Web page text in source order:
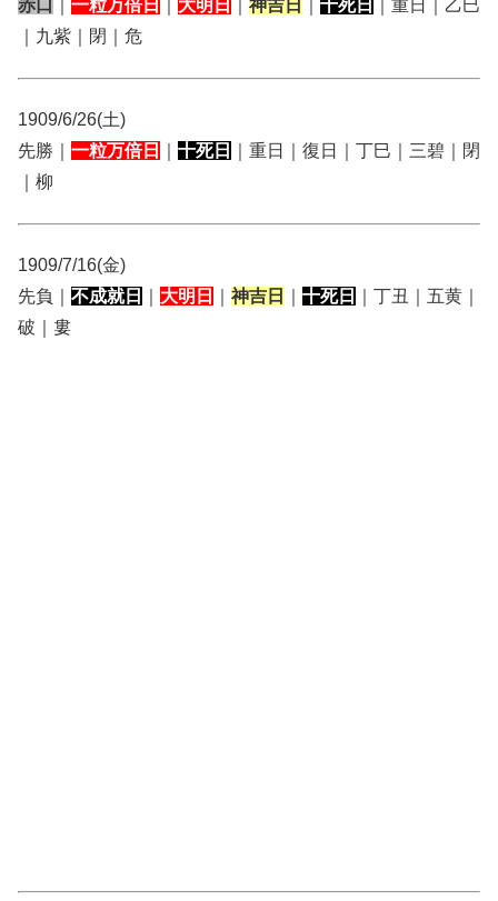
赤口 一粒万倍日 大明日 神吉日 十死日
｜重日｜乙巳
｜九紫｜閉｜危
1909/6/26(土)
先勝｜ 一粒万倍日 十死日
｜重日｜復日｜丁巳｜三碧｜閉
｜柳
1909/7/16(金)
先負｜ 不成就日 大明日 神吉日 十死日
｜丁丑｜五黄｜
破｜婁